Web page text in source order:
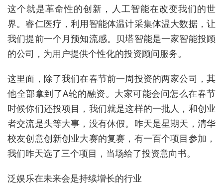
这个就是革命性的创新，人工智能在改变我们的世
界。睿仁医疗，利用智能体温计采集体温大数据，让
我们提前一个月预知流感。贝塔智能是一家智能投顾
的公司，为用户提供个性化的投资顾问服务。
这里面，除了我们在春节前一周投资的两家公司，其
他全部拿到了A轮的融资。大家可能会问怎么在春节
时候你们还投项目，我们就是这样的一批人，和创业
者交流是头等大事，没有休假。昨天是星期天，清华
校友创意创新创业大赛的复赛，有一百个项目参加，
我们昨天选了三个项目，当场给了投资意向书。
泛娱乐在未来会是持续增长的行业